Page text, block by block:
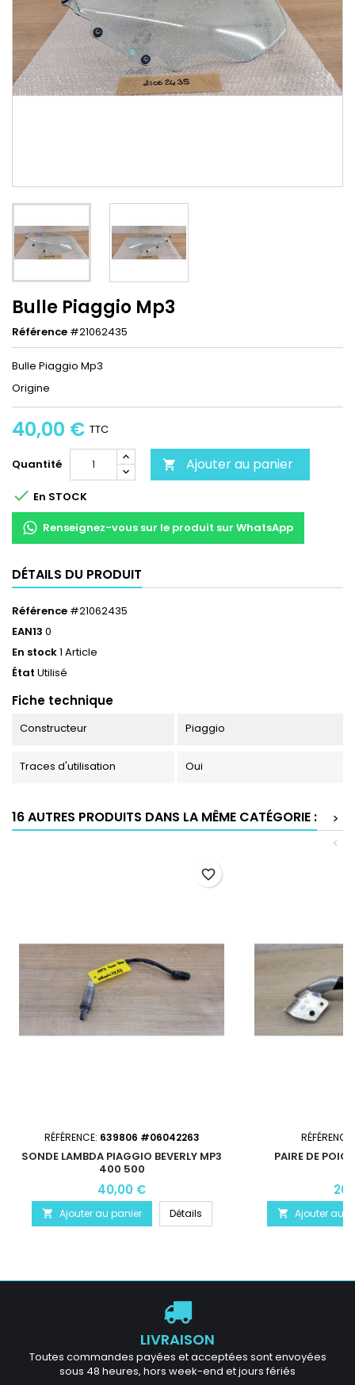
Bulle Piaggio Mp3
Référence #21062435
Bulle Piaggio Mp3
Origine
40,00 € TTC
Quantité  Ajouter au panier
 En STOCK
Renseignez-vous sur le produit sur WhatsApp
DÉTAILS DU PRODUIT
Référence #21062435
EAN13 0
En stock1 Article
État Utilisé
Fiche technique
Constructeur Piaggio
Traces d'utilisation Oui
16 AUTRES PRODUITS DANS LA MÊME CATÉGORIE :
>
<
RÉFÉRENCE: 639806 #06042263
SONDE LAMBDA PIAGGIO BEVERLY MP3
400 500
40,00 €
 Ajouter au panier Détails
favorite_border
PAIRE DE
 Ajouter au
LIVRAISON
Toutes commandes payées et acceptées sont envoyées
sous 48 heures, hors week-end et jours fériés